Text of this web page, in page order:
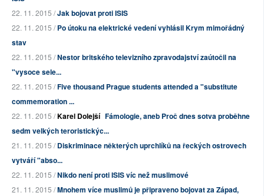
22. 11. 2015 /Jak bojovat proti ISIS
22. 11. 2015 /Po útoku na elektrické vedení vyhlásil Krym mimořádný
stav
22. 11. 2015 /Nestor britského televizního zpravodajství zaútočil na
"vysoce sele...
22. 11. 2015 /Five thousand Prague students attended a "substitute
commemoration ...
22. 11. 2015 /Karel Dolejší Fámologie, aneb Proč dnes sotva proběhne
sedm velkých teroristickýc...
21. 11. 2015 /Diskriminace některých uprchlíků na řeckých ostrovech
vytváří "abso...
22. 11. 2015 /Nikdo není proti ISIS víc než muslimové
21. 11. 2015 /Mnohem více muslimů je připraveno bojovat za Západ,